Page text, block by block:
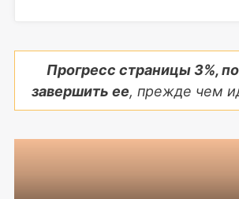
Прогресс страницы3%,
завершить ее, прежде чем